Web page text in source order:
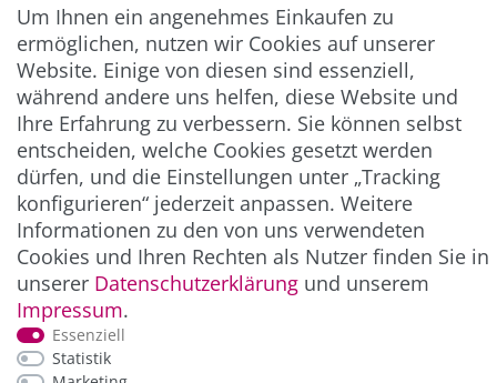
Abonnieren
** Hierbei handelt es sich um ein Pflichtfeld.
ZAHLUNG & VERSAND
*Alle Preise inkl. der gesetzl. MwSt. zzgl.
Um Ihnen ein angenehmes Einkaufen zu
ermöglichen, nutzen wir Cookies auf unserer
Website. Einige von diesen sind essenziell,
während andere uns helfen, diese Website und
Ihre Erfahrung zu verbessern. Sie können selbst
entscheiden, welche Cookies gesetzt werden
dürfen, und die Einstellungen unter „Tracking
konfigurieren“ jederzeit anpassen. Weitere
Informationen zu den von uns verwendeten
Cookies und Ihren Rechten als Nutzer finden Sie in
unserer Daten­schutz­erklärung und unserem
Impressum.
Essenziell
Statistik